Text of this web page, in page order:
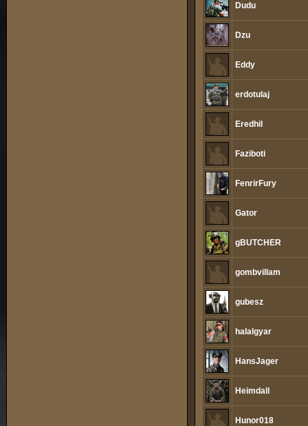
Dudu
Dzu
Eddy
erdotulaj
Eredhil
Faziboti
FenrirFury
Gator
gBUTCHER
gombvillam
gubesz
halalgyar
HansJager
Heimdall
Hunor018